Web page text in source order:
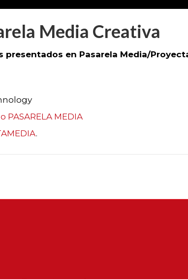
Media Creativa
en Pasarela Media/
MEDIA
.